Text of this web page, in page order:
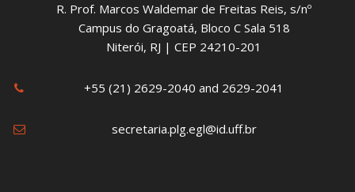
R. Prof. Marcos Waldemar de Freitas Reis, s/nº
Campus do Gragoatá, Bloco C Sala 518
Niterói, RJ | CEP 24210-201
+55 (21) 2629-2040 and 2629-2041
secretaria.plg.egl@id.uff.br